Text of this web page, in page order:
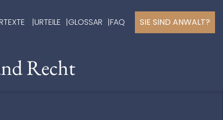
URTEILE GLOSSAR FAQ SIE SIND ANWALT?
Recht